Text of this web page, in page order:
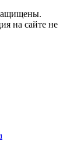
на сайте не